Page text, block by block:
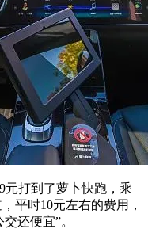
元打到了萝卜快跑，乘
平时10元左右的费用，
还便宜”。